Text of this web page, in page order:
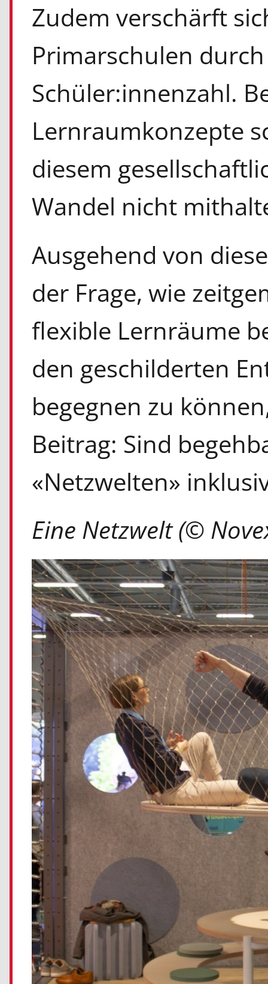
Zudem verschärft
Primarschulen
Schüler:innenzahl.
Lernraumkonzepte
diesem
Wandel nicht
Ausgehend von
der Frage, wie
flexible Lernräume
den geschilderten
begegnen zu
Beitrag: Sind
«Netzwelten»
Eine Netzwelt (©